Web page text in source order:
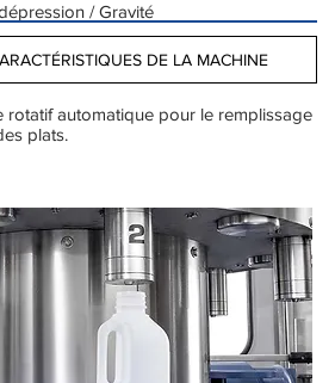
/ Gravité
DE LA MACHINE
rotatif automatique pour le remplissage
plats.